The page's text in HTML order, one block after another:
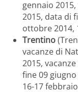
gennaio
2015, data di
ottobre 2014,
Trentino
vacanze di
2015,
fine 09
16-17